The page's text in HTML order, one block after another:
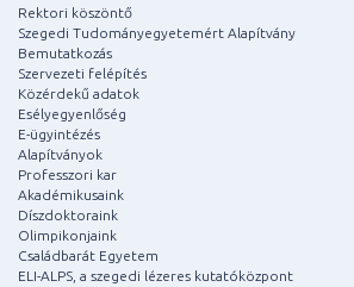
Rektori köszöntő
Szegedi Tudományegyetemért Alapítvány
Bemutatkozás
Szervezeti felépítés
Közérdekű adatok
Esélyegyenlőség
E-ügyintézés
Alapítványok
Professzori kar
Akadémikusaink
Díszdoktoraink
Olimpikonjaink
Családbarát Egyetem
ELI-ALPS, a szegedi lézeres kutatóközpont